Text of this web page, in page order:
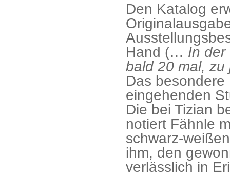
Den Katalog
Hand (… In der
bald 20 mal,
Das
eingehenden
Die bei Tizian
notiert Fähnle
schwarz-
ihm, den
verlässlich in